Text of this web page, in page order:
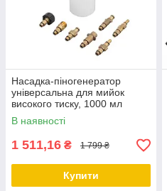
Насадка-піногенератор
універсальна для мийок
високого тиску, 1000 мл
INTERTOOL DT-1536
В наявності
1 511,16 ₴ 1 799 ₴
Купити